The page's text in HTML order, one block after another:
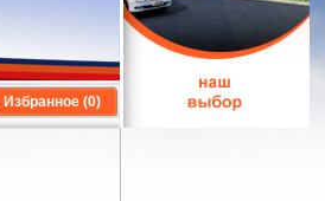
Избранное (0)